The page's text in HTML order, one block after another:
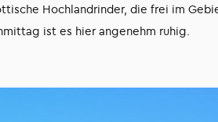
Hochlandrinder, die frei im
ist es hier angenehm ruhig.